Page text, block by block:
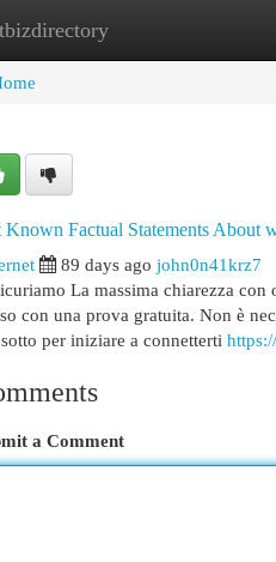
Home New Site Listings
Known Factual Statements About
89 days ago john0n41krz7
La massima chiarezza
con una prova gratuita. Non è
per iniziare a connetterti
a Comment